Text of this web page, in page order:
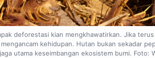
deforestasi kian mengkhawatirkan. Jika
kehidupan. Hutan bukan sekadar
utama keseimbangan ekosistem bumi. Foto: